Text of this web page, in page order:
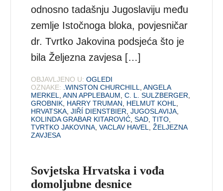
odnosno tadašnju Jugoslaviju među
zemlje Istočnoga bloka, povjesničar
dr. Tvrtko Jakovina podsjeća što je
bila Željezna zavjesa […]
OBJAVLJENO U: OGLEDI
OZNAKE: .WINSTON CHURCHILL ,ANGELA
MERKEL
,ANN APPLEBAUM ,C. L. SULZBERGER
GROBNIK HARRY TRUMAN HELMUT KOHL
HRVATSKA ,JIŘÍ DIENSTBIER ,JUGOSLAVIJA
KOLINDA GRABAR KITAROVIĆ ,SAD ,TITO
TVRTKO JAKOVINA ,VACLAV HAVEL ,ŽELJEZNA
ZAVJESA
Sovjetska Hrvatska i vođa
domoljubne desnice